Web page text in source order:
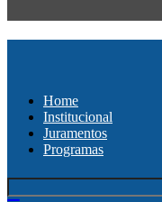
Home
Institucional
Juramentos
Programas